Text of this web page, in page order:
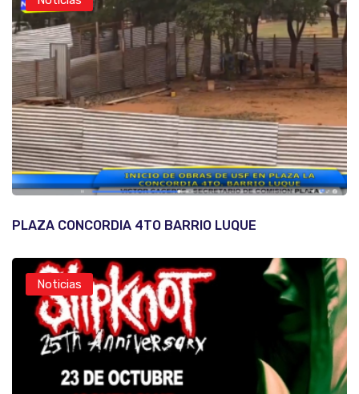
PLAZA CONCORDIA 4TO BARRIO LUQUE
Noticias